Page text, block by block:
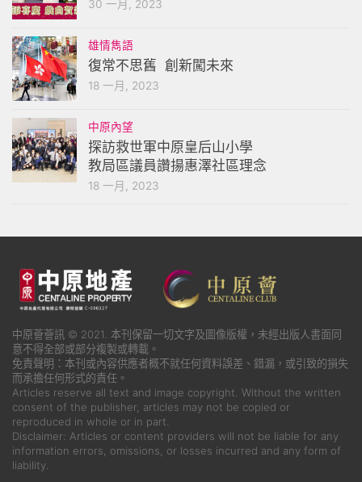
30 一月, 2023
雄情雋語
復常不思舊 創新闖未來
18 一月, 2023
中原內望
探訪救世軍中原皇后山小學
教局區議員讚揚惠澤社區理念
18 一月, 2023
中原薈薈訊 © 2021. 本刊保留一切文字及圖像版權，未經出版人書面同
意不得全部或部分複製或轉載。
免責聲明：本刊或內容供應者概不就任何資料誤差、錯漏，或引致的損失
而承擔任何形式的責任。
Articles reserve all text and image copyright. Without the written
consent of the publisher, articles may not be copied or
reproduced in whole or in part.
Disclaimer: Articles or content providers will not be liable for any
information errors, omissions, or losses incurred and any form of
liability.